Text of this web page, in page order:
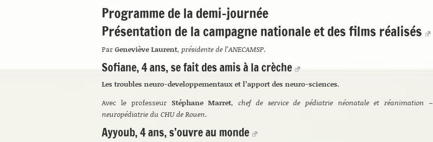
Programme de la demi-journée
Présentation de la campagne nationale et des films réalisés
ParGeneviève Laurent, présidente de l’ANECAMSP.
Sofiane, 4 ans, se fait des amis à la crèche
Les troubles neuro-developpementaux et l’apport des neuro-sciences.
Avec le professeur Stéphane Marret,chef de service de pédiatrie néonatale et réanimation –
neuropédiatrie du CHU de Rouen.
Ayyoub, 4 ans, s’ouvre au monde